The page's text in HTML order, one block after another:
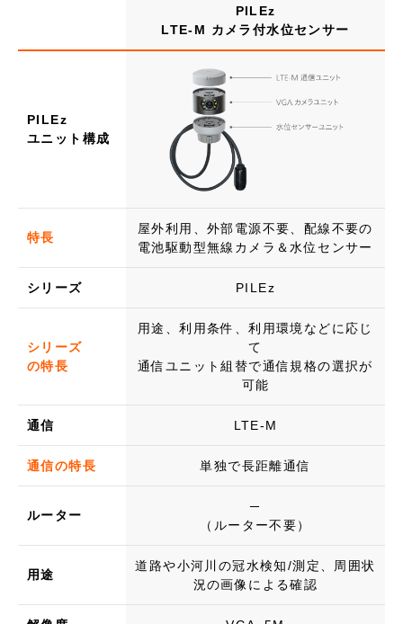
PILEz
LTE-M カメラ付水位センサー
PILEz
ユニット構成
特長
屋外利用、外部電源不要、配線不要の
電池駆動型無線カメラ＆水位センサー
シリーズ PILEz
シリーズ
の特長
用途、利用条件、利用環境などに応じ
て
通信ユニット組替で通信規格の選択が
可能
通信 LTE-M
通信の特長 単独で長距離通信
ルーター
─
（ルーター不要）
用途
道路や小河川の冠水検知/測定、周囲状
況の画像による確認